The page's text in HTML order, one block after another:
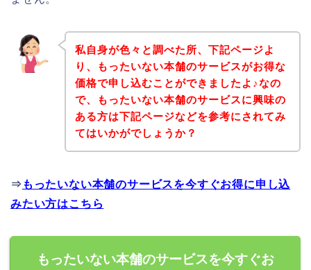
私自身が色々と調べた所、下記ページよ
り、もったいない本舗のサービスがお得な
価格で申し込むことができましたよ♪なの
で、もったいない本舗のサービスに興味の
ある方は下記ページなどを参考にされてみ
てはいかがでしょうか？
⇒ もったいない本舗のサービスを今すぐお得に申し込
みたい方はこちら
もったいない本舗のサービスを今すぐお